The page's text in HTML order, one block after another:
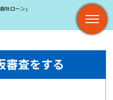
社ローン」
審査をする